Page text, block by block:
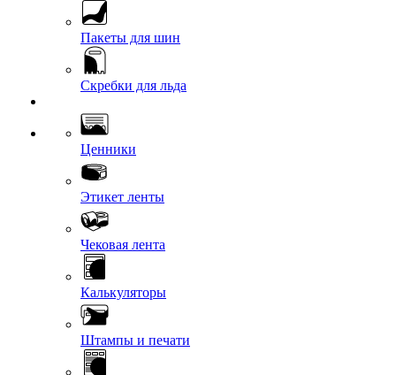
Пакеты для шин
Скребки для льда
Ценники
Этикет ленты
Чековая лента
Калькуляторы
Штампы и печати